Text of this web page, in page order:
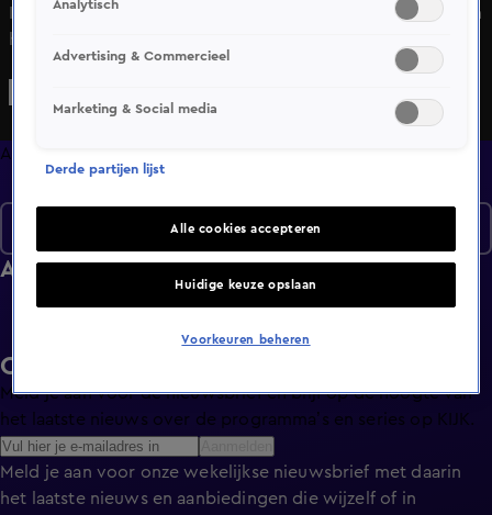
In Alles over Wonen wordt de kijker meegenomen binnen
het huis, buiten het huis en om het huis. De kijker wordt
geïnformeerd en geadviseerd bij verkoop, verhuur of
Afleveringen
Afleveringen
Ontvang de KIJK-nieuwsbrief
Meld je aan voor de nieuwsbrief en blijf op de hoogte van
het laatste nieuws over de programma’s en series op KIJK.
Meld je aan voor onze wekelijkse nieuwsbrief met daarin
het laatste nieuws en aanbiedingen die wijzelf of in
Analytisch
Advertising & Commercieel
Marketing & Social media
Derde partijen lijst
Alle cookies accepteren
Huidige keuze opslaan
Voorkeuren beheren